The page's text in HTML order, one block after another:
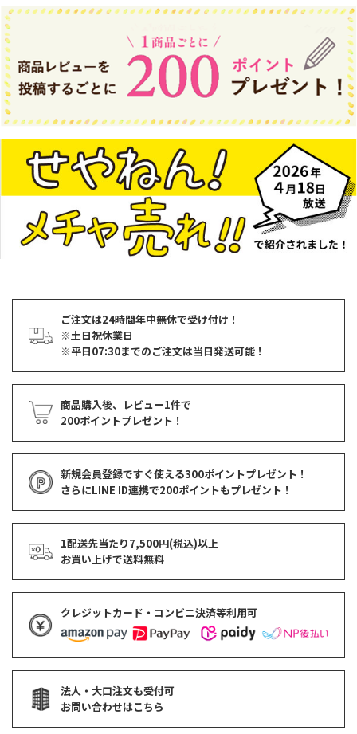
ご注文は24時間年中無休で受け付け！
※土日祝休業日
※平日07:30までのご注文は当日発送可能！
商品購入後、レビュー1件で
200ポイントプレゼント！
新規会員登録ですぐ使える300ポイントプレゼント！
さらにLINE ID連携で200ポイントもプレゼント！
1配送先当たり7,500円(税込)以上
お買い上げで送料無料
クレジットカード・コンビニ決済等利用可
法人・大口注文も受付可
お問い合わせはこちら